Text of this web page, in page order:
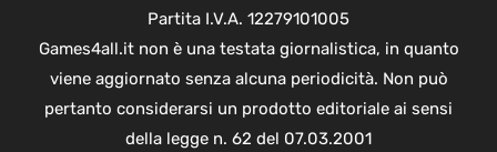
Partita I.V.A. 12279101005
Games4all.it non è una testata giornalistica, in quanto
viene aggiornato senza alcuna periodicità. Non può
pertanto considerarsi un prodotto editoriale ai sensi
della legge n. 62 del 07.03.2001